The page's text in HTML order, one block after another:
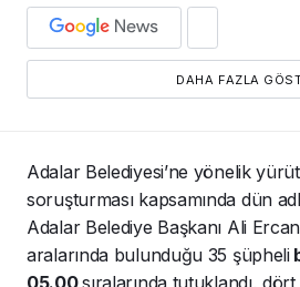
DAHA FAZLA
Adalar Belediyesi’ne yönelik
soruşturması kapsamında dün
Adalar Belediye Başkanı Ali
aralarında bulunduğu 35 şüpheli